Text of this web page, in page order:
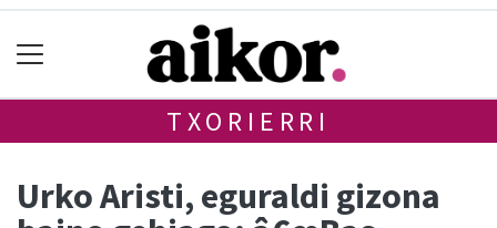
TXORIERRI
Urko Aristi, eguraldi gizona